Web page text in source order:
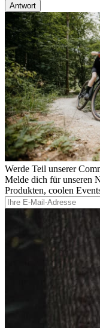
Antwort
Werde Teil unserer
Melde dich für unseren
Produkten, coolen